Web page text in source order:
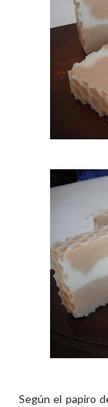
Según el papiro